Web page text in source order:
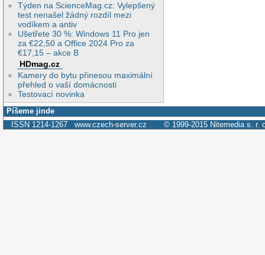
Týden na ScienceMag.cz: Vylepšený
test nenašel žádný rozdíl mezi
vodíkem a antiv
Ušetřete 30 %: Windows 11 Pro jen
za €22,50 a Office 2024 Pro za
€17,15 – akce B
HDmag.cz
Kamery do bytu přinesou maximální
přehled o vaší domácnosti
Testovací novinka
Píšeme jinde
ISSN 1214-1267 www.czech-server.cz © 1999-2015 Nitemedia s. r.